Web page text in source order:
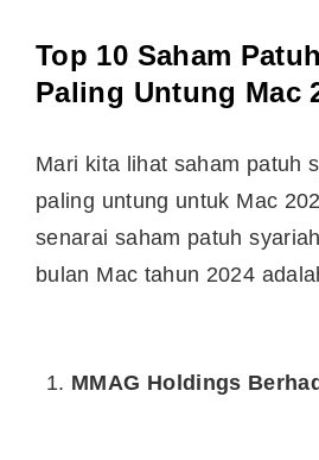
Top 10 Saham
Paling Untung Mac
Mari kita lihat saham patuh
paling untung untuk Mac
senarai saham patuh
bulan Mac tahun 2024
MMAG Holdings